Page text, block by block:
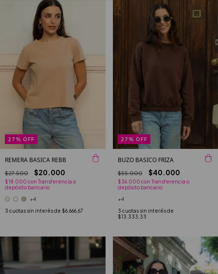
27 % OFF
REMERA BASICA REBB
$27.500 $20.000
$18.000 con Transferencia o
depósito bancario
+4
3 cuotas sin interés de $6.666,67
27 % OFF
BUZO BASICO FRIZA
$55.000 $40.000
$36.000 con Transferencia o
depósito bancario
+4
3 cuotas sin interés de
$13.333,33